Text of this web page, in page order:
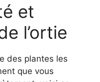
et
l’ortie
des plantes les
que vous